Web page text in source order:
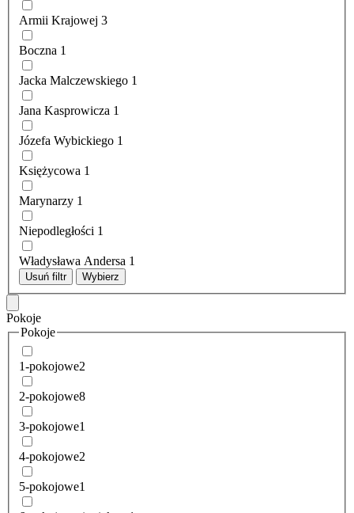
Armii Krajowej 3
Boczna 1
Jacka Malczewskiego 1
Jana Kasprowicza 1
Józefa Wybickiego 1
Księżycowa 1
Marynarzy 1
Niepodległości 1
Władysława Andersa 1
Usuń filtr Wybierz
Pokoje
Pokoje
1-pokojowe2
2-pokojowe8
3-pokojowe1
4-pokojowe2
5-pokojowe1